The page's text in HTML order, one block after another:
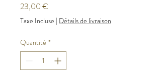
23,00 €
Taxe Incluse | Détails de livraison
Quantité *